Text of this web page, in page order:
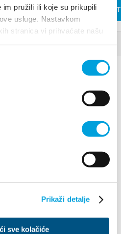
pružili ili koje su prikupili
usluge. Nastavkom
stranica vi prihvaćate našu
Prikaži detalje
sve kolačiće
OLVASS
info.hr